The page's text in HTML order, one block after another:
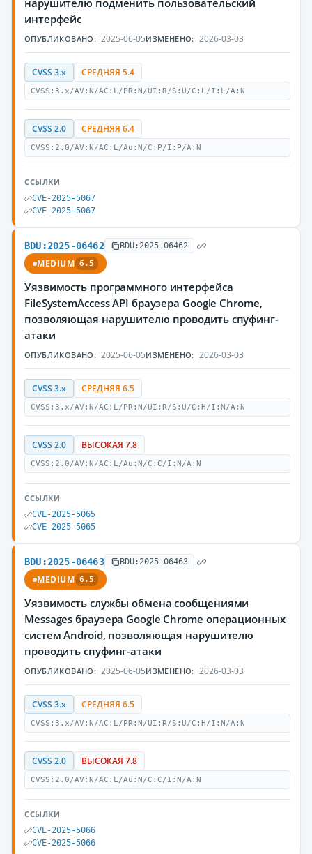
нарушителю подменить пользовательский
интерфейс
ОПУБЛИКОВАНО: 2025-06-05ИЗМЕНЕНО: 2026-03-03
CVSS 3.x СРЕДНЯЯ 5.4
CVSS:3.x/AV:N/AC:L/PR:N/UI:R/S:U/C:L/I:L/A:N
CVSS 2.0 СРЕДНЯЯ 6.4
CVSS:2.0/AV:N/AC:L/Au:N/C:P/I:P/A:N
ССЫЛКИ
CVE-2025-5067
CVE-2025-5067
BDU:2025-06462 BDU:2025-06462
MEDIUM 6.5
Уязвимость программного интерфейса
FileSystemAccess API браузера Google Chrome,
позволяющая нарушителю проводить спуфинг-
атаки
ОПУБЛИКОВАНО: 2025-06-05ИЗМЕНЕНО: 2026-03-03
CVSS 3.x СРЕДНЯЯ 6.5
CVSS:3.x/AV:N/AC:L/PR:N/UI:R/S:U/C:H/I:N/A:N
CVSS 2.0 ВЫСОКАЯ 7.8
CVSS:2.0/AV:N/AC:L/Au:N/C:C/I:N/A:N
ССЫЛКИ
CVE-2025-5065
CVE-2025-5065
BDU:2025-06463 BDU:2025-06463
MEDIUM 6.5
Уязвимость службы обмена сообщениями
Messages браузера Google Chrome операционных
систем Android, позволяющая нарушителю
проводить спуфинг-атаки
ОПУБЛИКОВАНО: 2025-06-05ИЗМЕНЕНО: 2026-03-03
CVSS 3.x СРЕДНЯЯ 6.5
CVSS:3.x/AV:N/AC:L/PR:N/UI:R/S:U/C:H/I:N/A:N
CVSS 2.0 ВЫСОКАЯ 7.8
CVSS:2.0/AV:N/AC:L/Au:N/C:C/I:N/A:N
ССЫЛКИ
CVE-2025-5066
CVE-2025-5066